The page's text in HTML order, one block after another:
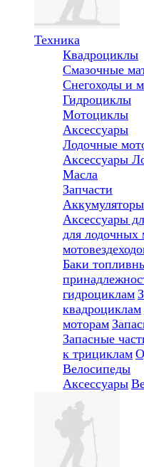
Техника
Квадроциклы
Смазочные
Снегоходы и
Гидроциклы
Мотоциклы
Аксессуары
Лодочные
Аксессуары
Масла
Запчасти
Аккумуляторы
Аксессуары
для лодочных
Баки
гидроциклам
квадроциклам
моторам
Запасные
к трициклам
Велосипеды
Аксессуары